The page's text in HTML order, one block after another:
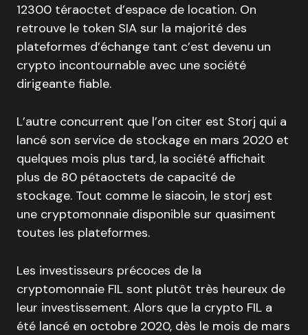
12300 téraoctet d’espace de location. On
retrouve le token SIA sur la majorité des
plateformes d’échange tant c’est devenu un
crypto incontournable avec une société
dirigeante fiable.
L’autre concurrent que l’on citer est Storj qui a
lancé son service de stockage en mars 2020 et
quelques mois plus tard, la société affichait
plus de 80 pétaoctets de capacité de
stockage. Tout comme le siacoin, le storj est
une cryptomonnaie disponible sur quasiment
toutes les plateformes.
Les investisseurs précoces de la
cryptomonnaie FIL sont plutôt très heureux de
leur investissement. Alors que la crypto FIL a
été lancé en octobre 2020, dès le mois de mars